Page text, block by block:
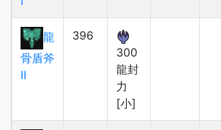
龍
骨盾斧
Ⅱ
396
300
龍封
力
[小]